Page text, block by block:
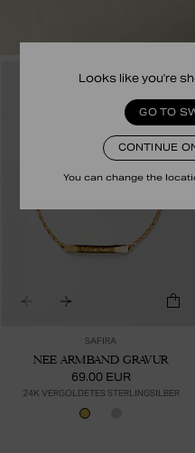
Looks like you're
GO TO
CONTINUE
You can change the
RECYCLED
SAFIRA
NEE ARMBAND GRAVUR
69.00 EUR
24K VERGOLDETES STERLINGSILBER